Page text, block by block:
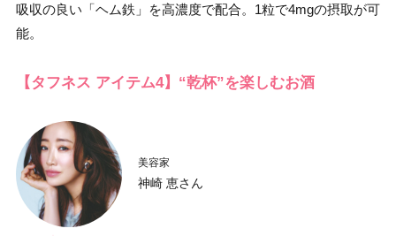
吸収の良い「ヘム鉄」を高濃度で配合。1粒で4mgの摂取が可
能。
【タフネス アイテム4】“乾杯”を楽しむお酒
美容家
神崎 恵さん